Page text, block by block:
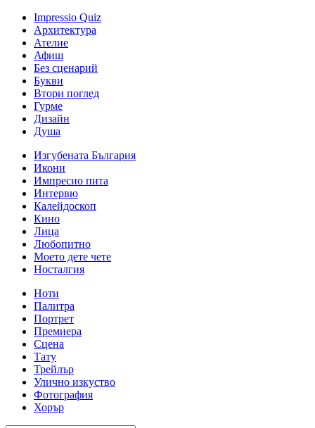
Impressio Quiz
Архитектура
Ателие
Афиш
Без сценарий
Букви
Втори поглед
Гурме
Дизайн
Душа
Изгубената България
Икони
Импресио пита
Интервю
Калейдоскоп
Кино
Лица
Любопитно
Моето дете чете
Носталгия
Ноти
Палитра
Портрет
Премиера
Сцена
Тату
Трейлър
Улично изкуство
Фотография
Хорър